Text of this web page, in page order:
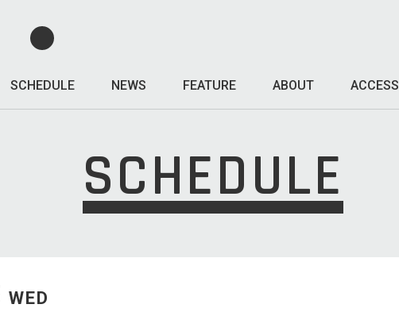
SCHEDULE NEWS FEATURE ABOUT ACCESS
SCHEDULE
WED